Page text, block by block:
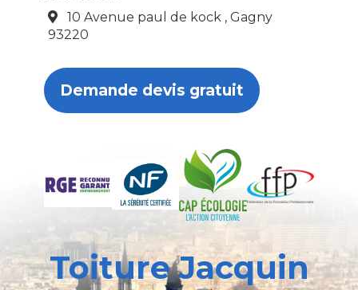
10 Avenue paul de kock , Gagny
93220
Demande devis gratuit
Toiture Jacquin